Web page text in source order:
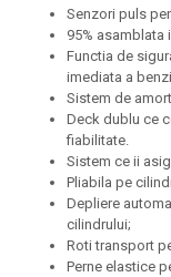
Senzori puls
95% asamblata
Functia de
imediata a
Sistem de
Deck dublu ce
fiabilitate.
Sistem ce ii
Pliabila pe
Depliere
cilindrului;
Roti transport
Perne elastice